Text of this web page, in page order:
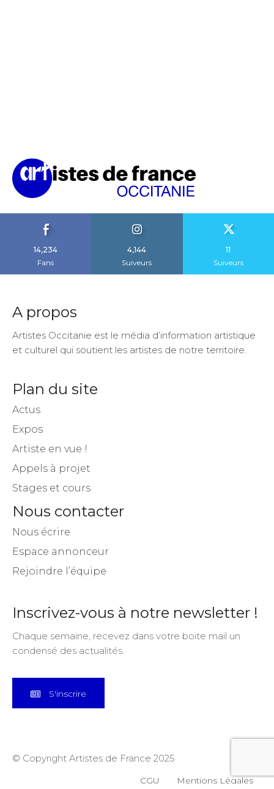
14,234
Fans
4,144
Suiveurs
11
Suiveurs
A propos
Artistes Occitanie est le média d’information artistique
et culturel qui soutient les artistes de notre territoire.
Plan du site
Actus
Expos
Artiste en vue !
Appels à projet
Stages et cours
Nous contacter
Nous écrire
Espace annonceur
Rejoindre l’équipe
Inscrivez-vous à notre newsletter !
Chaque semaine, recevez dans votre boite mail un
condensé des actualités.
S'inscrire
© Copyright Artistes de France 2025
CGU Mentions Légales